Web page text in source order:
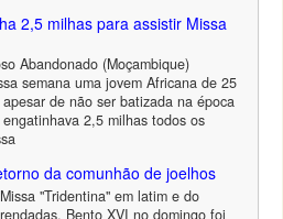
2,5 milhas para assistir Missa
Abandonado (Moçambique)
semana uma jovem Africana de 25
de não ser batizada na época
2,5 milhas todos os
da comunhão de joelhos
"Tridentina" em latim e do
Bento XVI no domingo foi